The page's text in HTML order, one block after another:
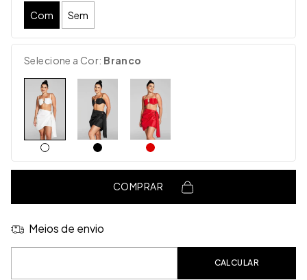
Selecione a Cor: Branco
Com Sem
COMPRAR
Meios de envio
Entregas para o CEP:
CALCULAR